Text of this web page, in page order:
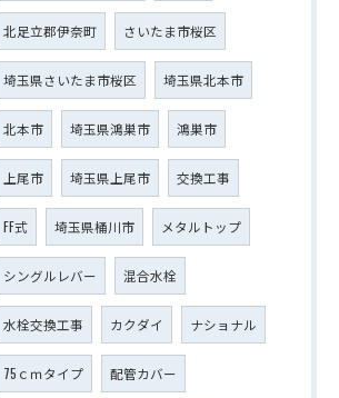
北足立郡伊奈町 さいたま市桜区
埼玉県さいたま市桜区 埼玉県北本市
北本市 埼玉県鴻巣市 鴻巣市
上尾市 埼玉県上尾市 交換工事
FF式 埼玉県桶川市 メタルトップ
シングルレバー 混合水栓
水栓交換工事 カクダイ ナショナル
75ｃｍタイプ 配管カバー